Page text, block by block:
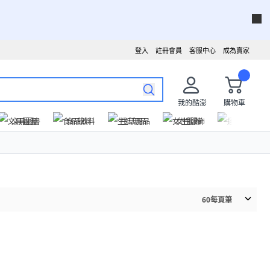
成為賣家
客服中心
註冊會員
登入
我的酷澎
購物車
文具圖書
食品飲料 生活用品 女性服飾
60每頁筆